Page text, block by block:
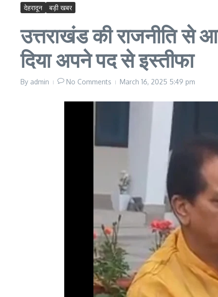
देहरादून बड़ी खबर
उत्तराखंड की राजनीति
दिया अपने पद से इस्तीफा
By admin No Comments March 16, 2025 5:49 pm